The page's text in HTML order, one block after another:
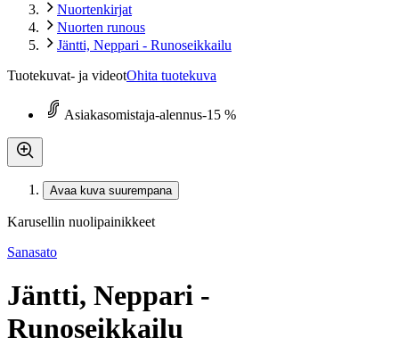
Nuortenkirjat
Nuorten runous
Jäntti, Neppari - Runoseikkailu
Tuotekuvat- ja videotOhita tuotekuva
Asiakasomistaja-alennus-15 %
Avaa kuva suurempana
Karusellin nuolipainikkeet
Sanasato
Jäntti, Neppari -
Runoseikkailu